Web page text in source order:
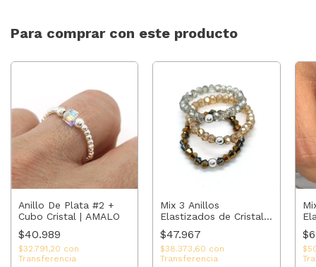
Para comprar con este producto
Anillo De Plata #2 +
Cubo Cristal | AMALO
$40.989
$32.791,20 con
Transferencia
Mix 3 Anillos
Elastizados de Cristal
Cobre tornasol,
Dorado, Plateado y
Plata | AMALO
$47.967
$38.373,60 con
Transferencia